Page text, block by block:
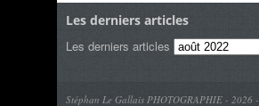
Les derniers articles
Les derniers articles
Stéphan Le Gallais PHOTOGRAPHIE - 2026 -